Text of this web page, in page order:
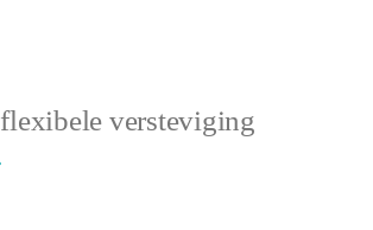
flexibele versteviging